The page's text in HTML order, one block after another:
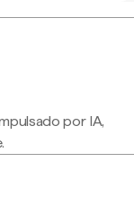
por IA,